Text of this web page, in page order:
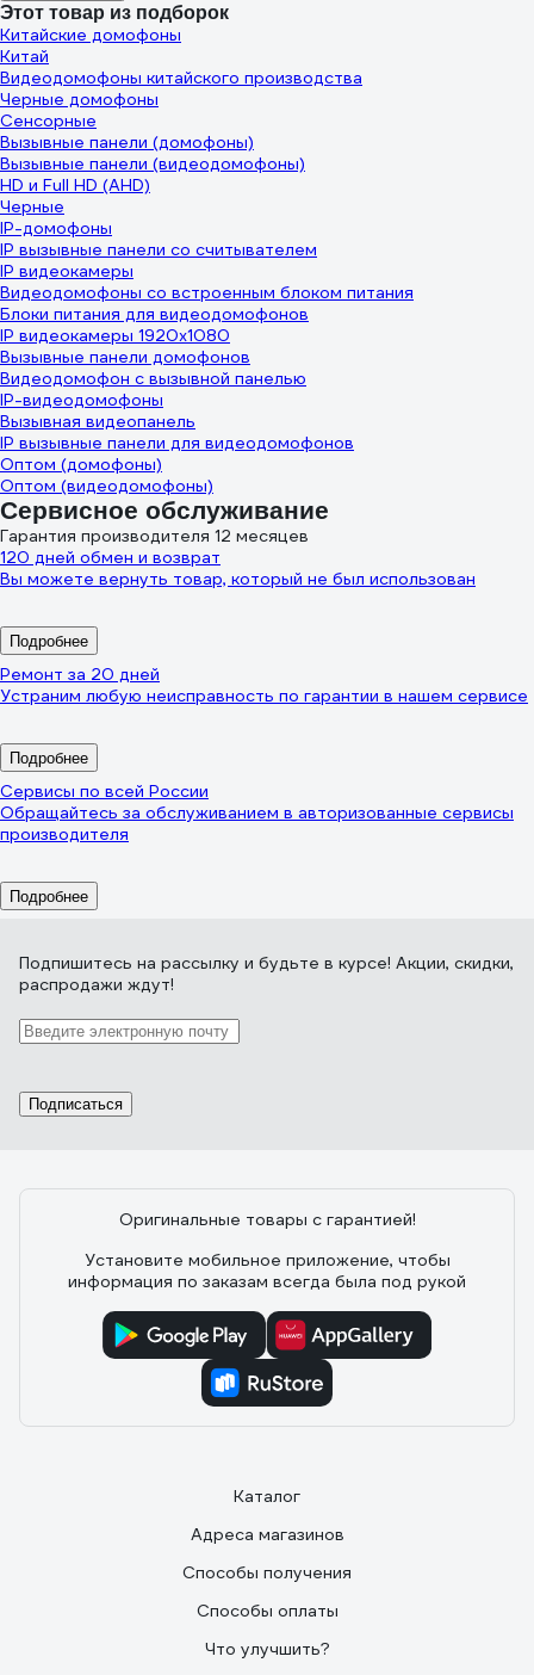
Этот товар из подборок
Китайские домофоны
Китай
Видеодомофоны китайского производства
Черные домофоны
Сенсорные
Вызывные панели (домофоны)
Вызывные панели (видеодомофоны)
HD и Full HD (AHD)
Черные
IP-домофоны
IP вызывные панели со считывателем
IP видеокамеры
Видеодомофоны со встроенным блоком питания
Блоки питания для видеодомофонов
IP видеокамеры 1920х1080
Вызывные панели домофонов
Видеодомофон с вызывной панелью
IP-видеодомофоны
Вызывная видеопанель
IP вызывные панели для видеодомофонов
Оптом (домофоны)
Оптом (видеодомофоны)
Сервисное обслуживание
Гарантия производителя 12 месяцев
120 дней обмен и возврат
Вы можете вернуть товар, который не был использован
Подробнее
Ремонт за 20 дней
Устраним любую неисправность по гарантии в нашем сервисе
Подробнее
Сервисы по всей России
Обращайтесь за обслуживанием в авторизованные сервисы
производителя
Подробнее
Подпишитесь на рассылку и будьте в курсе! Акции, скидки,
распродажи ждут!
Подписаться
Оригинальные товары с гарантией!
Установите мобильное приложение, чтобы
информация по заказам всегда была под рукой
Каталог
Адреса магазинов
Способы получения
Способы оплаты
Что улучшить?